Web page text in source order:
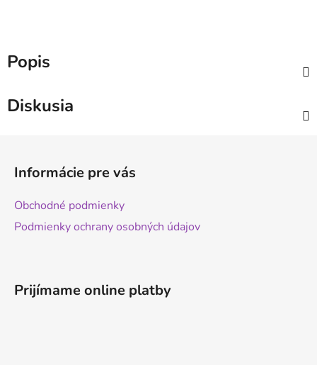
Popis
Diskusia
Informácie pre vás
Obchodné podmienky
Podmienky ochrany osobných údajov
Prijímame online platby